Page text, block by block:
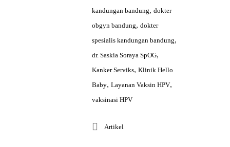
kandungan bandung, dokter
obgyn bandung, dokter
spesialis kandungan bandung,
dr. Saskia Soraya SpOG,
Kanker Serviks, Klinik Hello
Baby, Layanan Vaksin HPV,
vaksinasi HPV
Artikel